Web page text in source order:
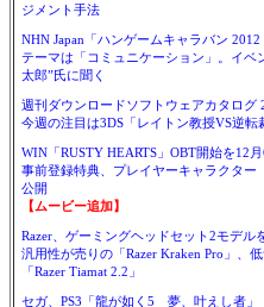
ジメント手法
NHN Japan「ハンゲームキャラバン
テーマは「コミュニケーション」。イベ
太郎”氏に聞く
週刊ダウンロードソフトウェアカタログ
今週の注目は3DS「レイトン教授VS逆転
WIN「RUSTY HEARTS」OBT開始を12
事前登録特典、プレイヤーキャラクター
公開
【ムービー追加】
Razer、ゲーミングヘッドセット2モデル
汎用性が売りの「Razer Kraken Pro」、
「Razer Tiamat 2.2」
セガ、PS3「龍が如く5 夢、叶えし者」